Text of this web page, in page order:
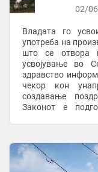
02/
Владата го
употреба на
што се отвора
усвојување во
здравство
чекор кон
создавање
Законот е